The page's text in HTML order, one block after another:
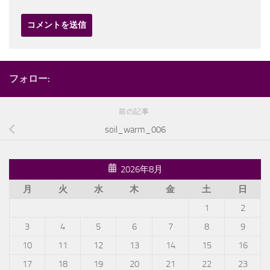
フォロー:
前の記事
soil_warm_006
2026年8月
月
火 水 木 金 土
日
1
2
3
4 5 6 7 8
9
10
11 12 13 14 15
16
17
18 19 20 21 22
23